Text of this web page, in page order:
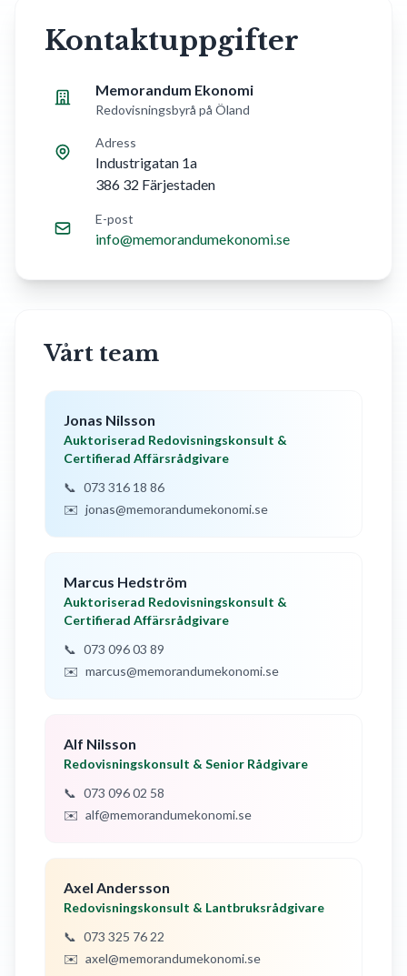
Kontaktuppgifter
Memorandum Ekonomi
Redovisningsbyrå på Öland
Adress
Industrigatan 1a
386 32 Färjestaden
E-post
info@memorandumekonomi.se
Vårt team
Jonas Nilsson
Auktoriserad Redovisningskonsult &
Certifierad Affärsrådgivare
📞 073 316 18 86
✉️ jonas@memorandumekonomi.se
Marcus Hedström
Auktoriserad Redovisningskonsult &
Certifierad Affärsrådgivare
📞 073 096 03 89
✉️ marcus@memorandumekonomi.se
Alf Nilsson
Redovisningskonsult & Senior Rådgivare
📞 073 096 02 58
✉️ alf@memorandumekonomi.se
Axel Andersson
Redovisningskonsult & Lantbruksrådgivare
📞 073 325 76 22
✉️ axel@memorandumekonomi.se